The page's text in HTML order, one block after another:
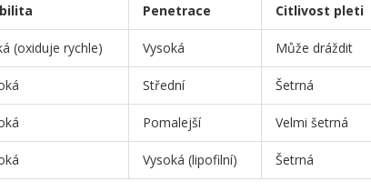
Penetrace Citlivost pleti
(oxiduje rychle) Vysoká Může dráždit
Střední Šetrná
Pomalejší Velmi šetrná
Vysoká (lipofilní) Šetrná